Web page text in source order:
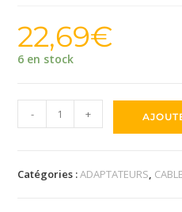
22,69€
6 en stock
- +
Catégories :ADAPTATEURS,